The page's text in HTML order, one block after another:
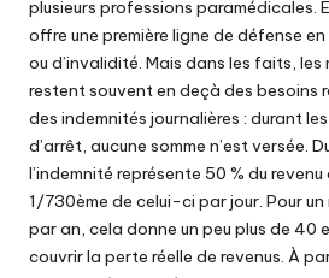
plusieurs professions paramédicales.
offre une première ligne de défense
ou d’invalidité. Mais dans les faits,
restent souvent en deçà des besoins
des indemnités journalières : durant
d’arrêt, aucune somme n’est versée.
l’indemnité représente 50 % du
1/730ème de celui-ci par jour. Pour
par an, cela donne un peu plus de 40
couvrir la perte réelle de revenus. À